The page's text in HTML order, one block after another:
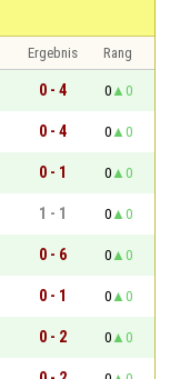
Ergebnis
Rang
0 - 4 0
0
0 - 4 0
0
0 - 1 0
0
1 - 1 0
0
0 - 6 0
0
0 - 1 0
0
0 - 2 0
0